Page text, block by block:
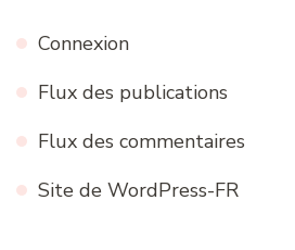
Connexion
Flux des publications
Flux des commentaires
Site de WordPress-FR